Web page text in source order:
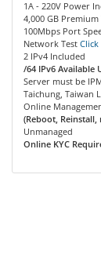
1A - 220V Power
4,000 GB
100Mbps Port
Network Test
2 IPv4 Included
/64 IPv6 Available
Server must be
Taichung, Taiwan
Online
(Reboot, Reinstall,
Unmanaged
Online KYC